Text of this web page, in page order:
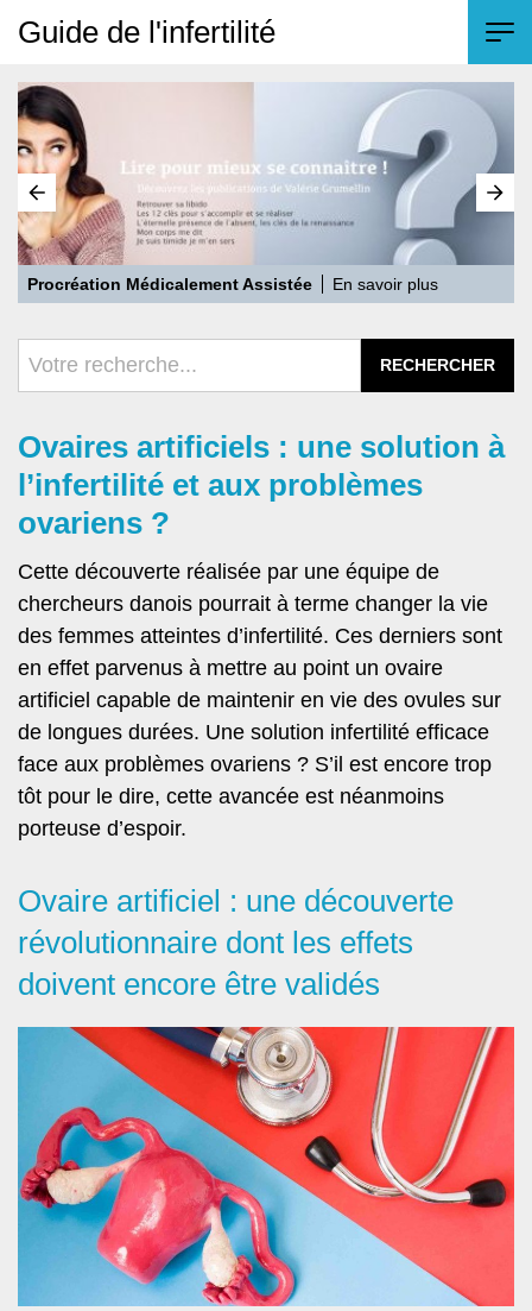
Guide de l'infertilité
Gestation Par Autrui En savoir plus
Ovaires artificiels : une solution à
l’infertilité et aux problèmes
ovariens ?
Cette découverte réalisée par une équipe de
chercheurs danois pourrait à terme changer la vie
des femmes atteintes d’infertilité. Ces derniers sont
en effet parvenus à mettre au point un ovaire
artificiel capable de maintenir en vie des ovules sur
de longues durées. Une solution infertilité efficace
face aux problèmes ovariens ? S’il est encore trop
tôt pour le dire, cette avancée est néanmoins
porteuse d’espoir.
Ovaire artificiel : une découverte
révolutionnaire dont les effets
doivent encore être validés